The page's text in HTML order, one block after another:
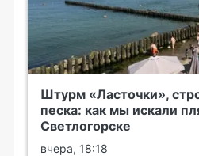
Штурм «Ласточки»,
песка: как мы искали
Светлогорске
вчера, 18:18